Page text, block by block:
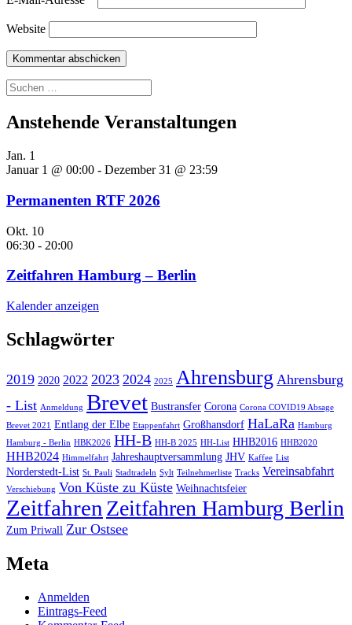
Website
Suchen
nach:
Anstehende Veranstaltungen
Jan. 1
Januar 1 @ 00:00 - Dezember 31 @ 23:59
Permanenten RTF 2026
Okt. 10
06:30 - 20:00
Zeitfahren Hamburg – Berlin
Kalender anzeigen
Schlagwörter
2019 2020 2022 2023 2024 2025 Ahrensburg Ahrensburg
- List Anmeldung Brevet Bustransfer Corona Corona COVID19 Absage
Brevet 2021 Entlang der Elbe Etappenfahrt Großhansdorf HaLaRa Hamburg
Hamburg - Berlin HBK2026 HH-B HH-B 2025 HH-List HHB2016 HHB2020
HHB2024 Himmelfahrt Jahreshauptversammlung JHV Kaffee List
Norderstedt-List St. Pauli Stadtradeln Sylt Teilnehmerliste Tracks Vereinsabfahrt
Verschiebung Von Küste zu Küste Weihnachtsfeier
Zeitfahren Zeitfahren Hamburg Berlin
Zum Priwall Zur Ostsee
Meta
Anmelden
Eintrags-Feed